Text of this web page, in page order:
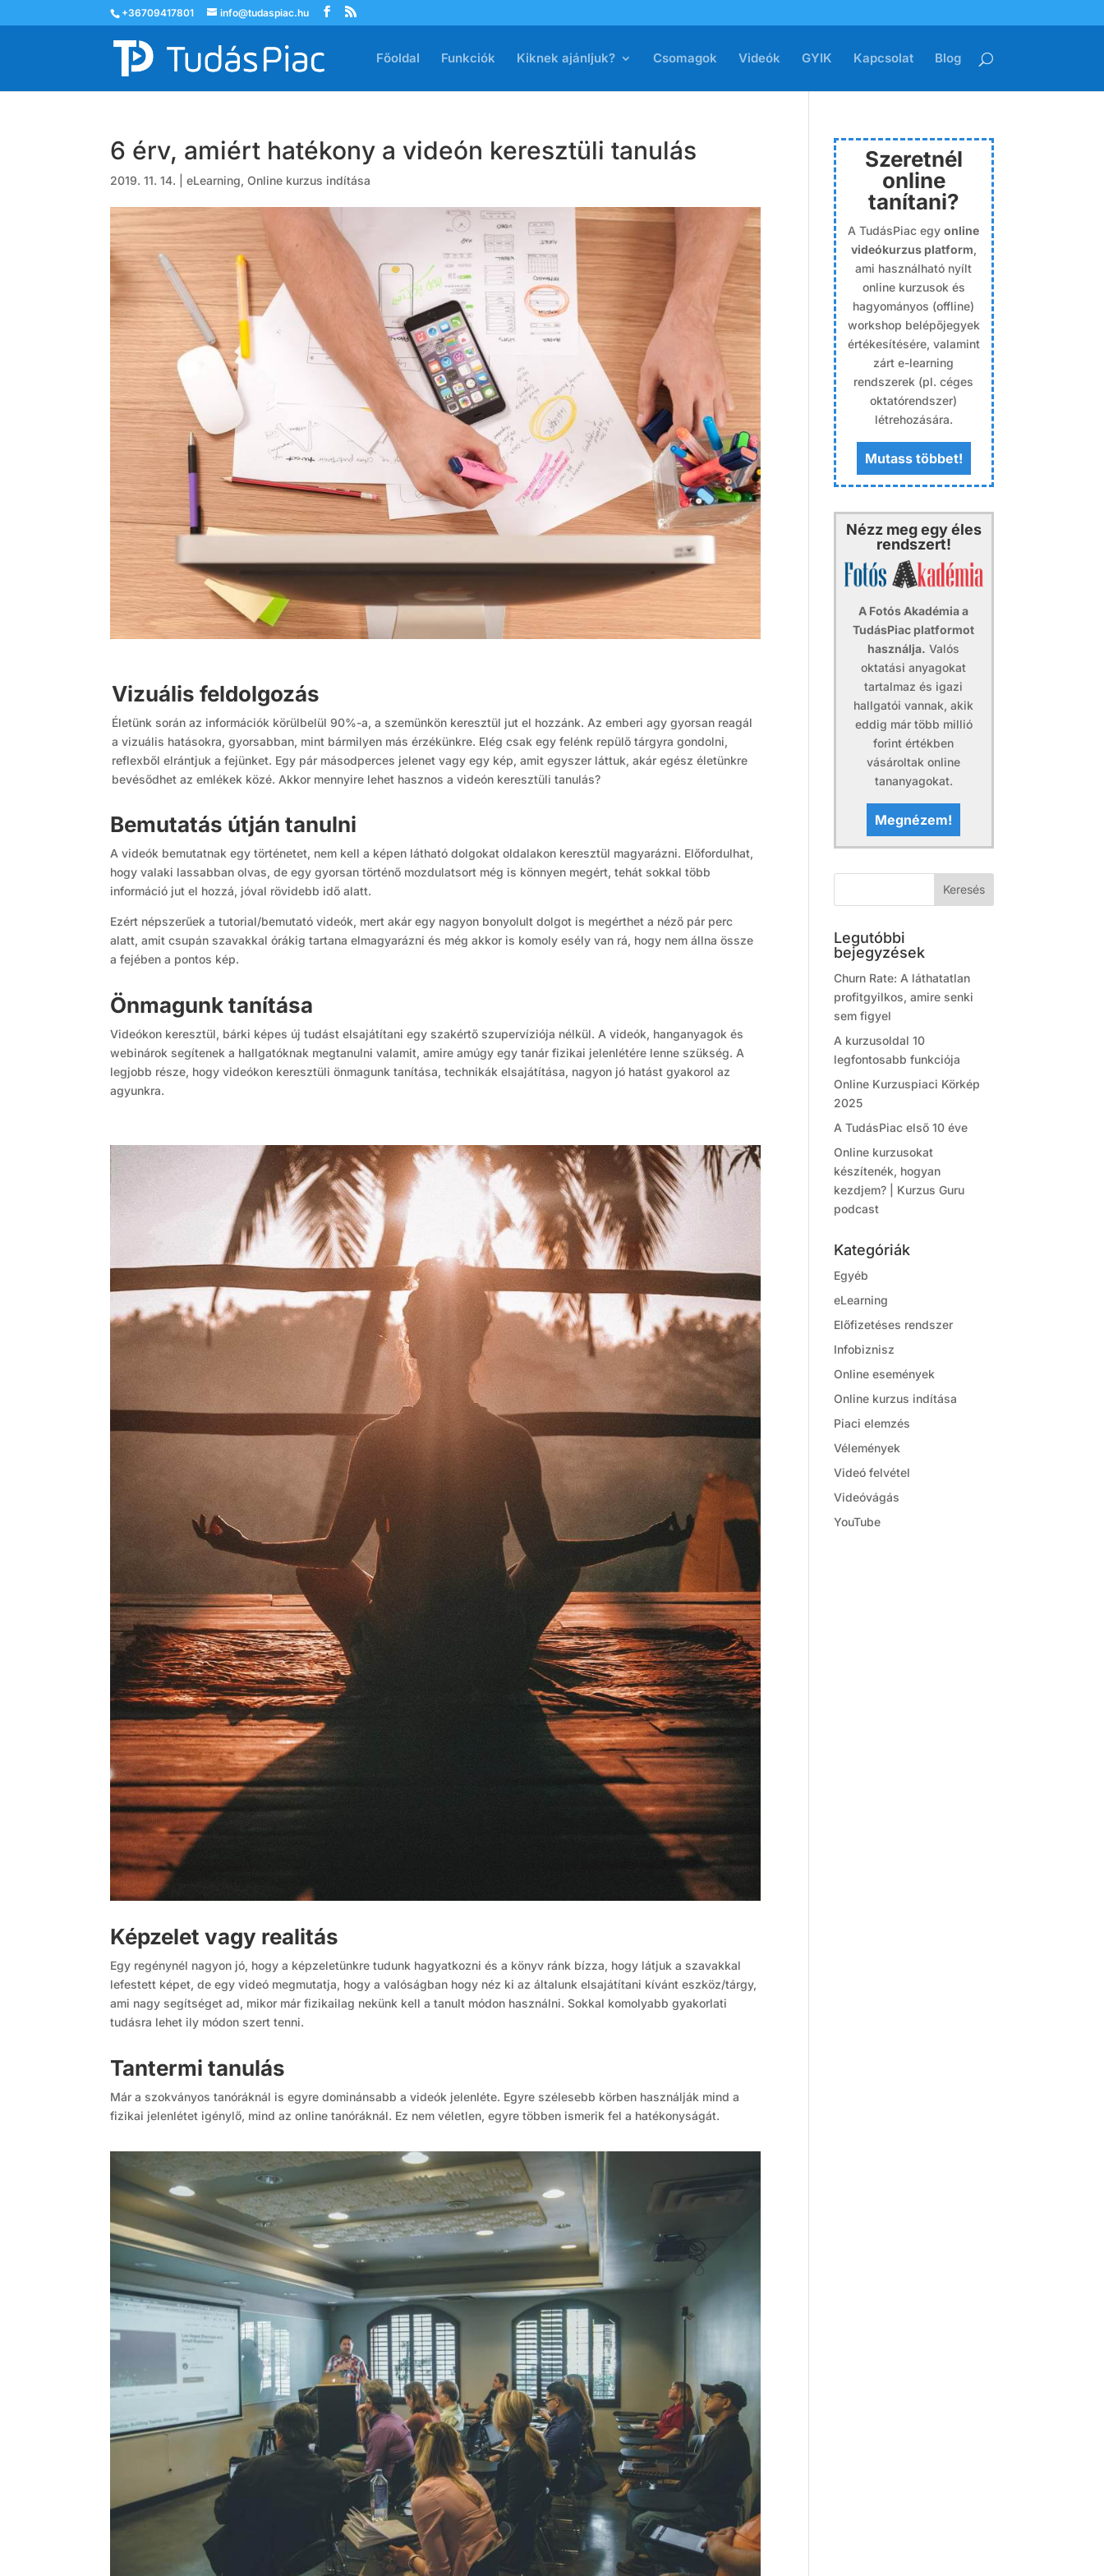
+36709417801 info@tudaspiac.hu
Főoldal Funkciók Kiknek ajánljuk? Csomagok Videók GYIK Kapcsolat Blog
6 érv, amiért hatékony a videón keresztüli tanulás
2019. 11. 14. |eLearning,Online kurzus indítása
Vizuális feldolgozás
Életünk során az információk körülbelül 90%-a, a szemünkön keresztül jut el hozzánk. Az emberi agy gyorsan reagál
a vizuális hatásokra, gyorsabban, mint bármilyen más érzékünkre. Elég csak egy felénk repülő tárgyra gondolni,
reflexből elrántjuk a fejünket. Egy pár másodperces jelenet vagy egy kép, amit egyszer láttuk, akár egész életünkre
bevésődhet az emlékek közé. Akkor mennyire lehet hasznos a videón keresztüli tanulás?
Bemutatás útján tanulni
A videók bemutatnak egy történetet, nem kell a képen látható dolgokat oldalakon keresztül magyarázni. Előfordulhat,
hogy valaki lassabban olvas, de egy gyorsan történő mozdulatsort még is könnyen megért, tehát sokkal több
információ jut el hozzá, jóval rövidebb idő alatt.
Ezért népszerűek a tutorial/bemutató videók, mert akár egy nagyon bonyolult dolgot is megérthet a néző pár perc
alatt, amit csupán szavakkal órákig tartana elmagyarázni és még akkor is komoly esély van rá, hogy nem állna össze
a fejében a pontos kép.
Önmagunk tanítása
Videókon keresztül, bárki képes új tudást elsajátítani egy szakértő szupervíziója nélkül. A videók, hanganyagok és
webinárok segítenek a hallgatóknak megtanulni valamit, amire amúgy egy tanár fizikai jelenlétére lenne szükség. A
legjobb része, hogy videókon keresztüli önmagunk tanítása, technikák elsajátítása, nagyon jó hatást gyakorol az
agyunkra.
Képzelet vagy realitás
Egy regénynél nagyon jó, hogy a képzeletünkre tudunk hagyatkozni és a könyv ránk bízza, hogy látjuk a szavakkal
lefestett képet, de egy videó megmutatja, hogy a valóságban hogy néz ki az általunk elsajátítani kívánt eszköz/tárgy,
ami nagy segítséget ad, mikor már fizikailag nekünk kell a tanult módon használni. Sokkal komolyabb gyakorlati
tudásra lehet ily módon szert tenni.
Tantermi tanulás
Már a szokványos tanóráknál is egyre dominánsabb a videók jelenléte. Egyre szélesebb körben használják mind a
fizikai jelenlétet igénylő, mind az online tanóráknál. Ez nem véletlen, egyre többen ismerik fel a hatékonyságát.
Szeretnél
online
tanítani?
A TudásPiac egyonline
videókurzus platform,
ami használható nyílt
online kurzusok és
hagyományos (offline)
workshop belépőjegyek
értékesítésére, valamint
zárt e-learning
rendszerek (pl. céges
oktatórendszer)
létrehozására.
Mutass többet!
Nézz meg egy éles
rendszert!
A Fotós Akadémia a
TudásPiac platformot
használja. Valós
oktatási anyagokat
tartalmaz és igazi
hallgatói vannak, akik
eddig már több millió
forint értékben
vásároltak online
tananyagokat.
Megnézem!
Legutóbbi
bejegyzések
Churn Rate: A láthatatlan
profitgyilkos, amire senki
sem figyel
A kurzusoldal 10
legfontosabb funkciója
Online Kurzuspiaci Körkép
2025
A TudásPiac első 10 éve
Online kurzusokat
készítenék, hogyan
kezdjem? | Kurzus Guru
podcast
Kategóriák
Egyéb
eLearning
Előfizetéses rendszer
Infobiznisz
Online események
Online kurzus indítása
Piaci elemzés
Vélemények
Videó felvétel
Videóvágás
YouTube